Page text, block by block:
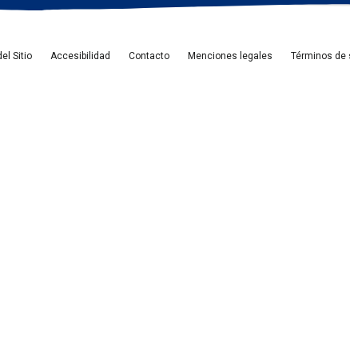
Sitio Accesibilidad Contacto Menciones legales Términos de